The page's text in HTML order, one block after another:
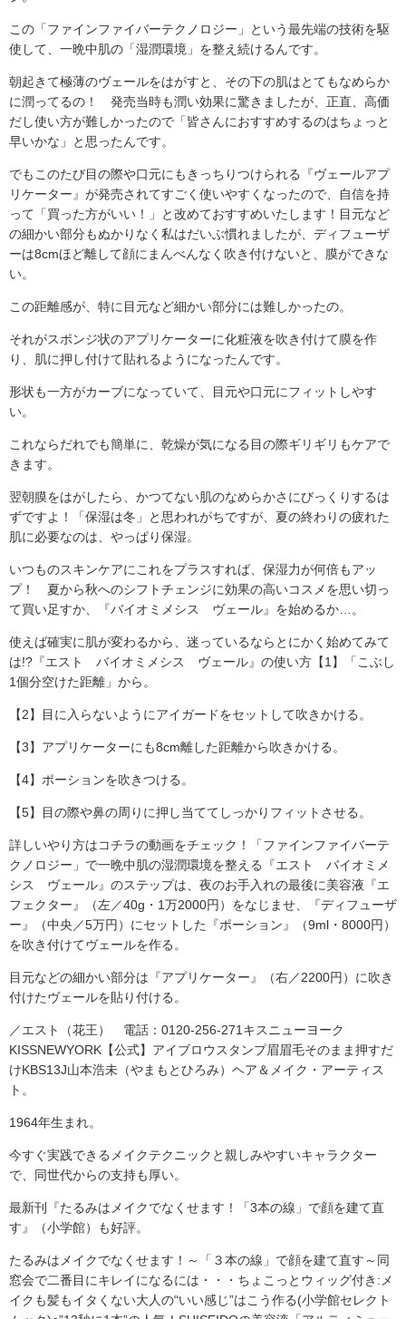
この「ファインファイバーテクノロジー」という最先端の技術を駆
使して、一晩中肌の「湿潤環境」を整え続けるんです。
朝起きて極薄のヴェールをはがすと、その下の肌はとてもなめらか
に潤ってるの！ 発売当時も潤い効果に驚きましたが、正直、高価
だし使い方が難しかったので「皆さんにおすすめするのはちょっと
早いかな」と思ったんです。
でもこのたび目の際や口元にもきっちりつけられる『ヴェールアプ
リケーター』が発売されてすごく使いやすくなったので、自信を持
って「買った方がいい！」と改めておすすめいたします！目元など
の細かい部分もぬかりなく私はだいぶ慣れましたが、ディフューザ
ーは8cmほど離して顔にまんべんなく吹き付けないと、膜ができな
い。
この距離感が、特に目元など細かい部分には難しかったの。
それがスポンジ状のアプリケーターに化粧液を吹き付けて膜を作
り、肌に押し付けて貼れるようになったんです。
形状も一方がカーブになっていて、目元や口元にフィットしやす
い。
これならだれでも簡単に、乾燥が気になる目の際ギリギリもケアで
きます。
翌朝膜をはがしたら、かつてない肌のなめらかさにびっくりするは
ずですよ！「保湿は冬」と思われがちですが、夏の終わりの疲れた
肌に必要なのは、やっぱり保湿。
いつものスキンケアにこれをプラスすれば、保湿力が何倍もアッ
プ！ 夏から秋へのシフトチェンジに効果の高いコスメを思い切っ
て買い足すか、『バイオミメシス ヴェール』を始めるか…。
使えば確実に肌が変わるから、迷っているならとにかく始めてみて
は!?『エスト バイオミメシス ヴェール』の使い方【1】「こぶし
1個分空けた距離」から。
【2】目に入らないようにアイガードをセットして吹きかける。
【3】アプリケーターにも8cm離した距離から吹きかける。
【4】ポーションを吹きつける。
【5】目の際や鼻の周りに押し当ててしっかりフィットさせる。
詳しいやり方はコチラの動画をチェック！ 「ファインファイバーテ
クノロジー」で一晩中肌の湿潤環境を整える『エスト バイオミメ
シス ヴェール』のステップは、夜のお手入れの最後に美容液『エ
フェクター』（左／40g・1万2000円）をなじませ、『ディフューザ
ー』（中央／5万円）にセットした『ポーション』（9ml・8000円）
を吹き付けてヴェールを作る。
目元などの細かい部分は『アプリケーター』（右／2200円）に吹き
付けたヴェールを貼り付ける。
／エスト（花王） 電話：0120-256-271キスニューヨーク
KISSNEWYORK【公式】アイブロウスタンプ眉眉毛そのまま押すだ
けKBS13J山本浩未（やまもとひろみ）ヘア＆メイク・アーティス
ト。
1964年生まれ。
今すぐ実践できるメイクテクニックと親しみやすいキャラクター
で、同世代からの支持も厚い。
最新刊『たるみはメイクでなくせます！「3本の線」で顔を建て直
す』（小学館）も好評。
たるみはメイクでなくせます！～「３本の線」で顔を建て直す～同
窓会で二番目にキレイになるには・・・ちょこっとウィッグ付き:メ
イクも髪もイタくない大人の“いい感じ”はこう作る(小学館セレクト